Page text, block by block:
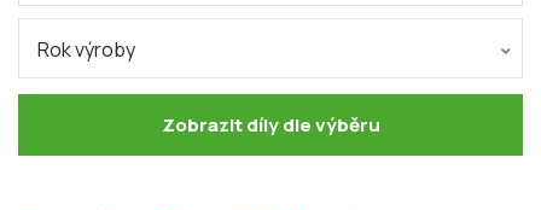
Rok výroby
Zobrazit díly dle výběru